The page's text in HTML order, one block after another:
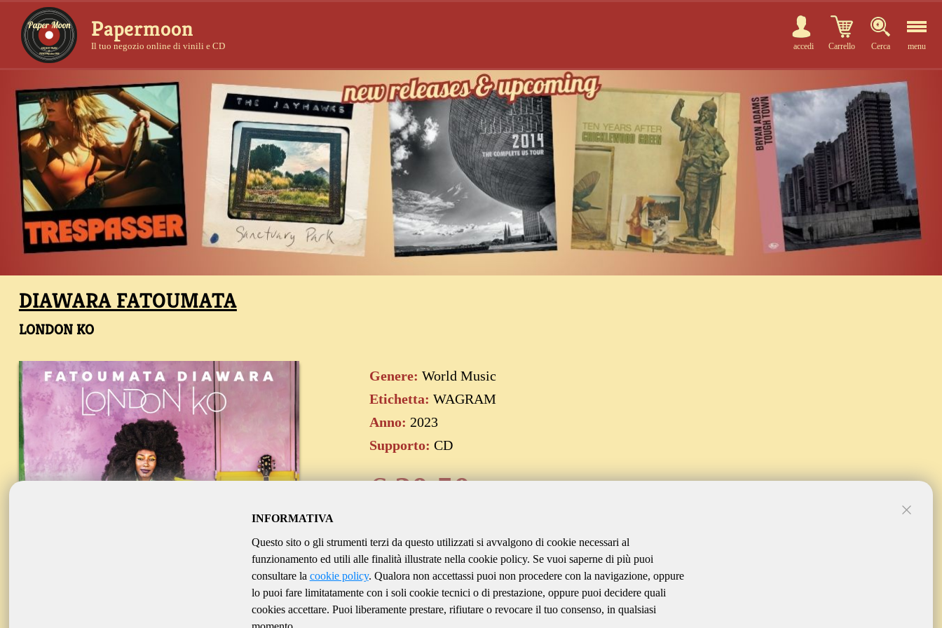
Papermoon
Il tuo negozio online di vinili e CD accedi Carrello Cerca menu
DIAWARA FATOUMATA
LONDON KO
Genere: World Music
Etichetta: WAGRAM
Anno: 2023
Supporto: CD
€20.50
Aggiungi al carrello
INFORMATIVA
Questo sito o gli strumenti terzi da questo utilizzati si avvalgono di cookie necessari al
funzionamento ed utili alle finalità illustrate nella cookie policy. Se vuoi saperne di più puoi
consultare la cookie policy. Qualora non accettassi puoi non procedere con la navigazione, oppure
lo puoi fare limitatamente con i soli cookie tecnici o di prestazione, oppure puoi decidere quali
cookies accettare. Puoi liberamente prestare, rifiutare o revocare il tuo consenso, in qualsiasi